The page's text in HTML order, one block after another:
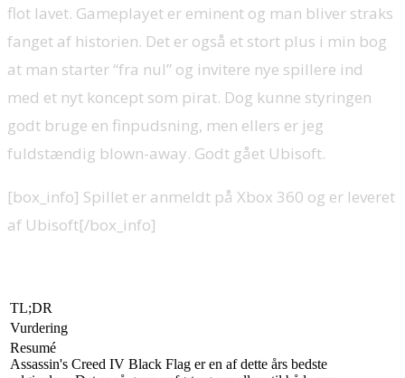
flot lavet. Gameplayet er eminent og man bliver straks
fanget af historien. Det er også et stort plus i min bog
at man starter “fra nul” og invitere nye spillere ind
med et nyt koncept som pirat. Dog kunne styringen
godt bruge en finpudsning, men ellers er jeg
fuldstændig blown-away. Godt gået Ubisoft.
[box_info] Spillet er anmeldt på Xbox 360 og er leveret
af Ubisoft[/box_info]
TL;DR
Vurdering
Resumé
Assassin's Creed IV Black Flag er en af dette års bedste